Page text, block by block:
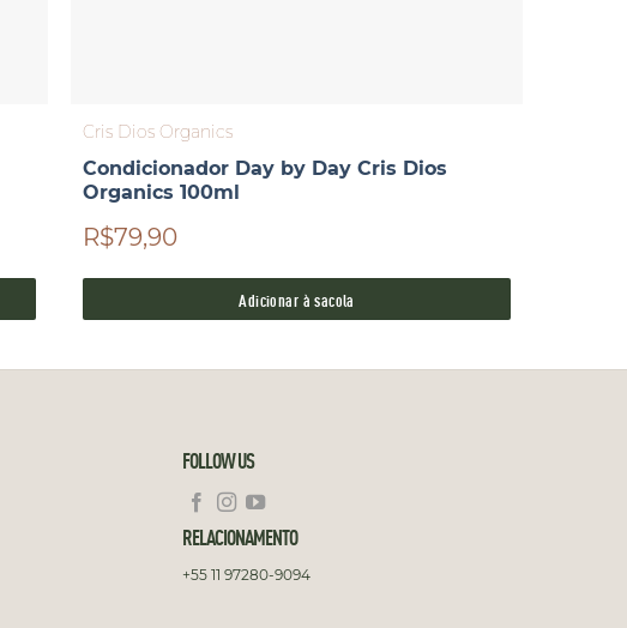
Cris Dios Organics
Condicionador Day by Day Cris Dios
Organics 100ml
R$79,90
Adicionar à sacola
FOLLOW US
RELACIONAMENTO
+55 11 97280-9094